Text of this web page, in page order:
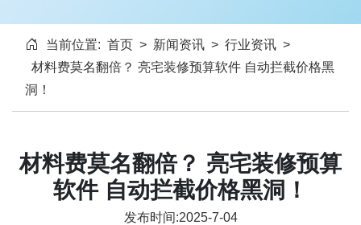
当前位置: 首页 > 新闻资讯 > 行业资讯 >
材料费莫名翻倍？ 亮宅装修预算软件 自动拦截价格黑
洞！
材料费莫名翻倍？ 亮宅装修预算
软件 自动拦截价格黑洞！
发布时间:2025-7-04